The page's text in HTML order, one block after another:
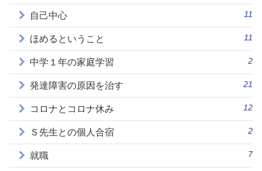
自己中心 11
ほめるということ 11
中学１年の家庭学習 2
発達障害の原因を治す 21
コロナとコロナ休み 12
Ｓ先生との個人合宿 2
就職 7